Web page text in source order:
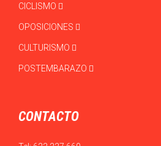
CICLISMO
OPOSICIONES
CULTURISMO
POSTEMBARAZO
CONTACTO